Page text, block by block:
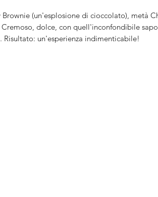
Brownie (un'esplosione di cioccolato), metà
dolce, con quell'inconfondibile
Risultato: un'esperienza indimenticabile!